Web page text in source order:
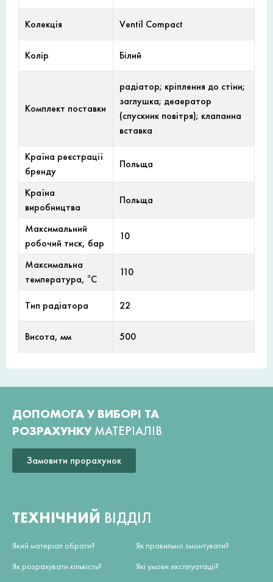
Колекція Ventil Compact
Колір Білий
Комплект поставки
радіатор; кріплення до стіни;
заглушка; деаератор
(спускник повітря); клапанна
вставка
Країна реєстрації
бренду
Польща
Країна
виробництва
Польща
Максимальний
робочий тиск, бар
10
Максимальна
температура, °С
110
Тип радіатора 22
Висота, мм 500
ДОПОМОГА У ВИБОРІ ТА
РОЗРАХУНКУ МАТЕРІАЛІВ
Замовити прорахунок
ТЕХНІЧНИЙ ВІДДІЛ
Який матеріал обрати?
Як розрахувати кількість?
Як правильно змонтувати?
Які умови експлуатації?